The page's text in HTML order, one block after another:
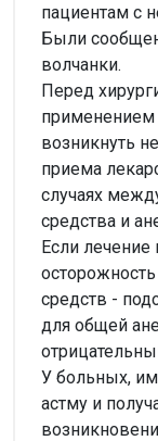
пациентам с
Были
волчанки.
Перед
применением
возникнуть
приема
случаях
средства и
Если лечение
средств -
для общей
У больных,
астму и